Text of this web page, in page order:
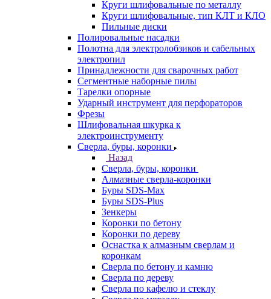
Круги шлифовальные по металлу
Круги шлифовальные, тип КЛТ и КЛО
Пильные диски
Полировальные насадки
Полотна для электролобзиков и сабельных
электропил
Принадлежности для сварочных работ
Сегментные наборные пилы
Тарелки опорные
Ударный инструмент для перфораторов
Фрезы
Шлифовальная шкурка к
электроинструменту
Сверла, буры, коронки
Назад
Сверла, буры, коронки
Алмазные сверла-коронки
Буры SDS-Max
Буры SDS-Plus
Зенкеры
Коронки по бетону
Коронки по дереву
Оснастка к алмазным сверлам и
коронкам
Сверла по бетону и камню
Сверла по дереву
Сверла по кафелю и стеклу